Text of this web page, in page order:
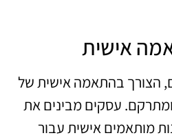
אישית
הצורך בהתאמה אישית של
עסקים מבינים את
מותאמים אישית עבור